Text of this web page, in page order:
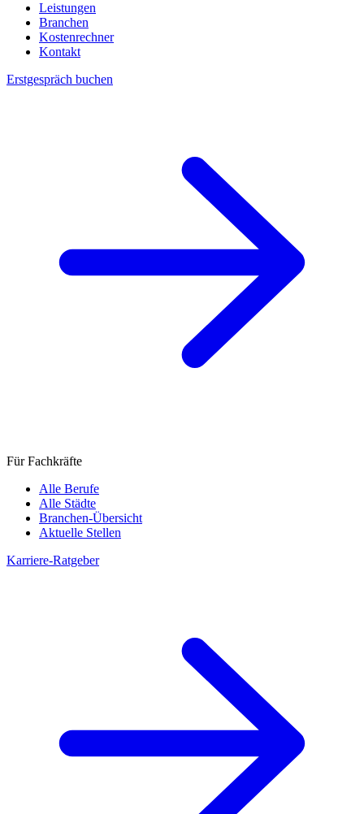
Leistungen
Branchen
Kostenrechner
Kontakt
Erstgespräch buchen
Für Fachkräfte
Alle Berufe
Alle Städte
Branchen-Übersicht
Aktuelle Stellen
Karriere-Ratgeber